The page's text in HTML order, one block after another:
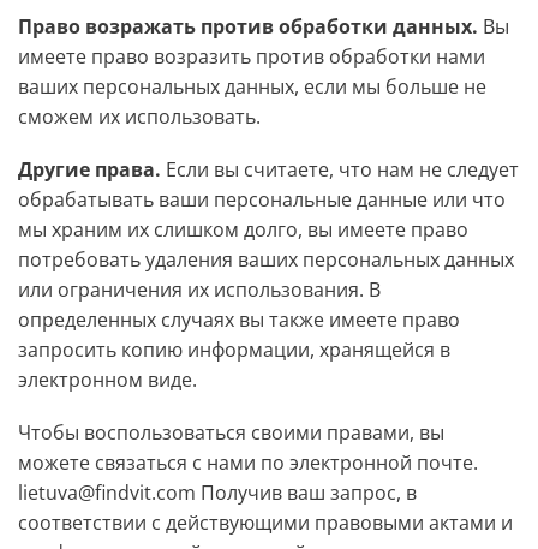
Право возражать против обработки данных. Вы
имеете право возразить против обработки нами
ваших персональных данных, если мы больше не
сможем их использовать.
Другие права. Если вы считаете, что нам не следует
обрабатывать ваши персональные данные или что
мы храним их слишком долго, вы имеете право
потребовать удаления ваших персональных данных
или ограничения их использования. В
определенных случаях вы также имеете право
запросить копию информации, хранящейся в
электронном виде.
Чтобы воспользоваться своими правами, вы
можете связаться с нами по электронной почте.
lietuva@findvit.com Получив ваш запрос, в
соответствии с действующими правовыми актами и